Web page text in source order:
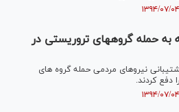
پاسخ سخت ارتش سوریه به حمله گروه‎های تروریستی در
نیروهای مردمی حمله گروه های
دفع کردند.